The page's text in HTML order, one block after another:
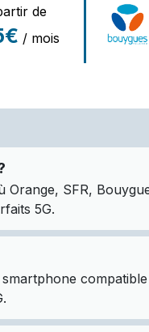
de
/ mois
Orange, SFR,
5G.